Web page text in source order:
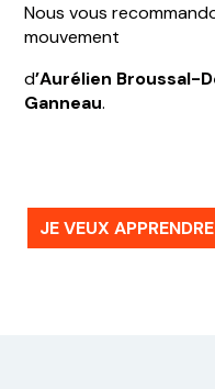
Nous vous
mouvement
d’Aurélien Broussal-
Ganneau.
JE VEUX